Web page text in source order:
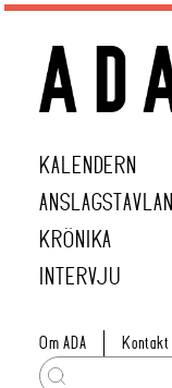
KALENDERN
ANSLAGSTAVLAN
KRÖNIKA
INTERVJU
Om ADA Kontakt